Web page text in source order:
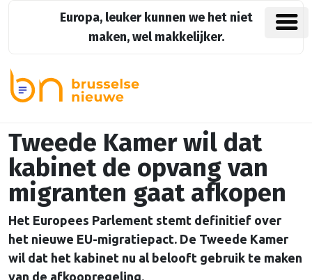
Europa, leuker kunnen we het niet
maken, wel makkelijker.
Tweede Kamer wil dat
kabinet de opvang van
migranten gaat afkopen
Het Europees Parlement stemt definitief over
het nieuwe EU-migratiepact. De Tweede Kamer
wil dat het kabinet nu al belooft gebruik te maken
van de afkoopregeling.